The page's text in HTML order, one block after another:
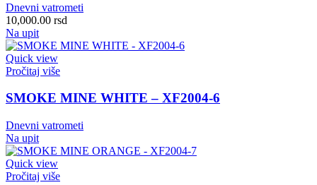
Dnevni vatrometi
10,000.00 rsd
Na upit
Quick view
Pročitaj više
SMOKE MINE WHITE – XF2004-6
Dnevni vatrometi
Na upit
Quick view
Pročitaj više